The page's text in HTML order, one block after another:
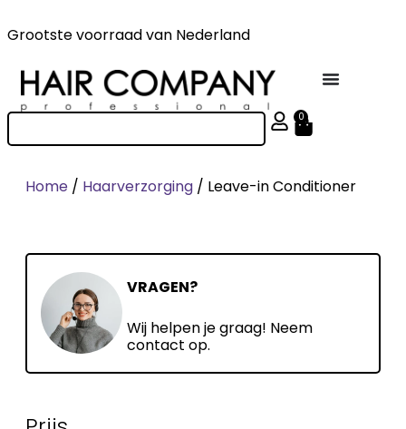
Grootste voorraadvan Nederland
0
Home / Haarverzorging / Leave-in Conditioner
VRAGEN?
Wij helpen je graag! Neem
contact op.